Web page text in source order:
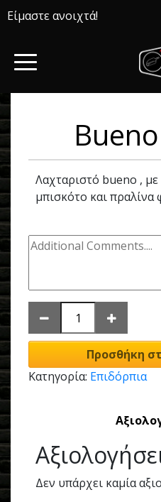
Είμαστε ανοιχτά!
Λαχταριστό bueno , με
μπισκότο και πραλίνα
Προσθήκη
Κατηγορία: Επιδόρπια
Δεν υπάρχει καμία